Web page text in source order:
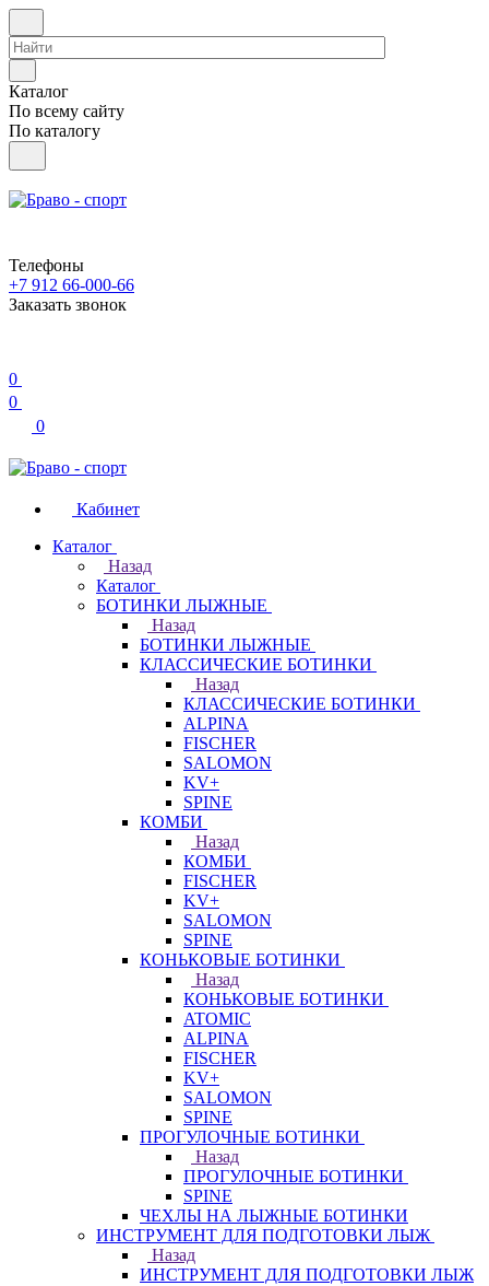
Каталог
По всему сайту
По каталогу
Телефоны
+7 912 66-000-66
Заказать звонок
0
0
0
Кабинет
Каталог
Назад
Каталог
БОТИНКИ ЛЫЖНЫЕ
Назад
БОТИНКИ ЛЫЖНЫЕ
КЛАССИЧЕСКИЕ БОТИНКИ
Назад
КЛАССИЧЕСКИЕ БОТИНКИ
ALPINA
FISCHER
SALOMON
KV+
SPINE
КОМБИ
Назад
КОМБИ
FISCHER
KV+
SALOMON
SPINE
КОНЬКОВЫЕ БОТИНКИ
Назад
КОНЬКОВЫЕ БОТИНКИ
ATOMIC
ALPINA
FISCHER
KV+
SALOMON
SPINE
ПРОГУЛОЧНЫЕ БОТИНКИ
Назад
ПРОГУЛОЧНЫЕ БОТИНКИ
SPINE
ЧЕХЛЫ НА ЛЫЖНЫЕ БОТИНКИ
ИНСТРУМЕНТ ДЛЯ ПОДГОТОВКИ ЛЫЖ
Назад
ИНСТРУМЕНТ ДЛЯ ПОДГОТОВКИ ЛЫЖ